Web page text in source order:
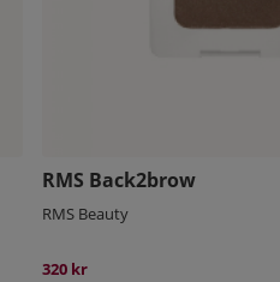
RMS Back2brow
RMS Beauty
320 kr